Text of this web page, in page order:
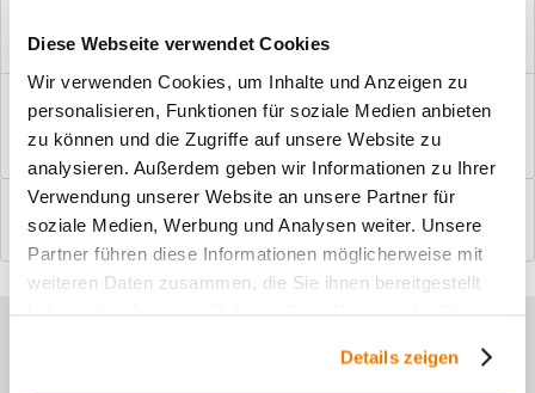
Diese Webseite verwendet Cookies
Wir verwenden Cookies, um Inhalte und Anzeigen zu
personalisieren, Funktionen für soziale Medien anbieten
zu können und die Zugriffe auf unsere Website zu
analysieren. Außerdem geben wir Informationen zu Ihrer
Verwendung unserer Website an unsere Partner für
soziale Medien, Werbung und Analysen weiter. Unsere
Partner führen diese Informationen möglicherweise mit
weiteren Daten zusammen, die Sie ihnen bereitgestellt
Details zeigen
Windfangelemente online am Bildschirm konfigurieren und
einbaufertig bestellen. In wenigen...
Bewertungen
0
Bewertungen lesen, schreiben und diskutieren...mehr
Sie haben Fragen zu unseren